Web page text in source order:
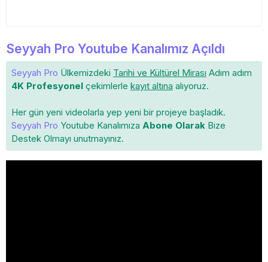
Seyyah Pro Youtube Kanalımız Açıldı
Seyyah Pro Ülkemizdeki Tarihi ve Kültürel Mirası Adım adım
4K Profesyonel çekimlerle kayıt altına alıyoruz.
Her gün yeni videolarla yep yeni bir projeye başladık.
Seyyah Pro Youtube Kanalımıza Abone Olarak Bize
Destek Olmayı unutmayınız.